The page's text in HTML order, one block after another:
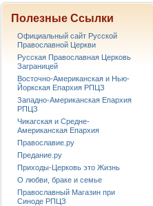
Полезные Ссылки
Официальный сайт Русской
Православной Церкви
Русская Православная Церковь
Заграницей
Восточно-Американская и Нью-
Йоркская Епархия РПЦЗ
Западно-Американская Епархия
РПЦЗ
Чикагская и Средне-
Американская Епархия
Православие.ру
Предание.ру
Приходы-Церковь это Жизнь
О любви, браке и семье
Православный Магазин при
Синоде РПЦЗ